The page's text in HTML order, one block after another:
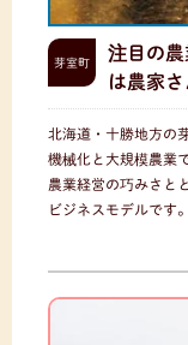
芽室町
注目の農
は農家
北海道・十勝地方の
機械化と大規模農業
農業経営の巧みさと
ビジネスモデルです。